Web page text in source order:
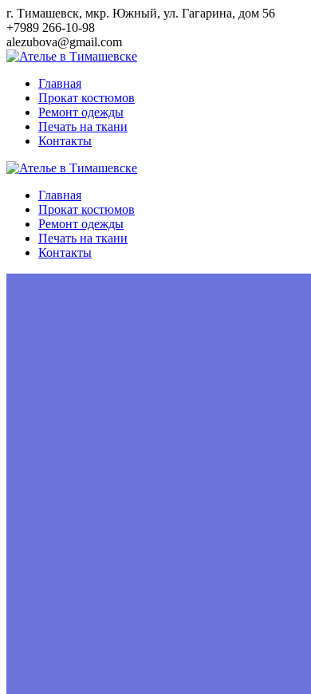
Перейти
к
контенту
г. Тимашевск, мкр. Южный, ул. Гагарина, дом 56
+7989 266-10-98
alezubova@gmail.com
Главная
Прокат костюмов
Ремонт одежды
Печать на ткани
Контакты
Главная
Прокат костюмов
Ремонт одежды
Печать на ткани
Контакты